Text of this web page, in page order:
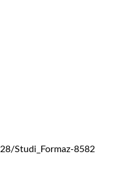
Studi_Formaz-8582